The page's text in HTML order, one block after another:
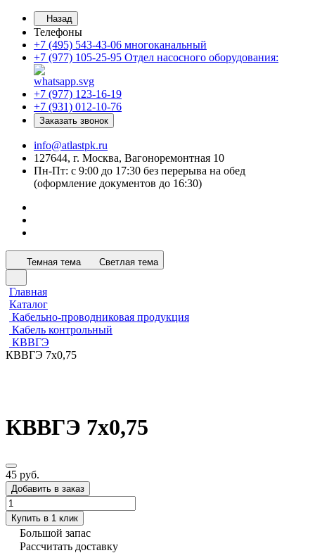
Назад
Телефоны
+7 (495) 543-43-06 многоканальный
+7 (977) 105-25-95 Отдел насосного оборудования:
+7 (977) 123-16-19
+7 (931) 012-10-76
Заказать звонок
info@atlastpk.ru
127644, г. Москва, Вагоноремонтная 10
Пн-Пт: с 9:00 до 17:30 без перерыва на обед
(оформление документов до 16:30)
Темная тема Светлая тема
Главная
Каталог
Кабельно-проводниковая продукция
Кабель контрольный
КВВГЭ
КВВГЭ 7х0,75
КВВГЭ 7х0,75
45 руб.
Добавить в заказ
Купить в 1 клик
Большой запас
Рассчитать доставку